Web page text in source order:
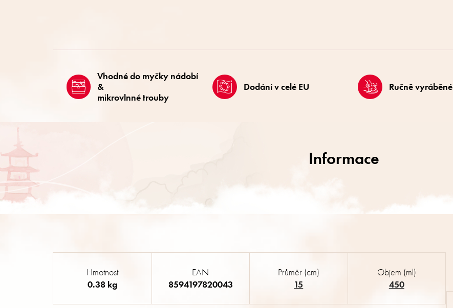
Vhodné do myčky nádobí
&
mikrovlnné trouby
Dodání v celé EU Ručně vyráběné
Hmotnost
0.38 kg
EAN
8594197820043
Průměr (cm)
15
Objem (ml)
450